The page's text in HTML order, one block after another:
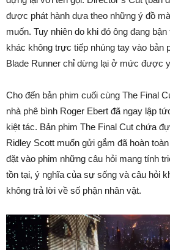
được phát hành dựa theo những ý đồ
muốn. Tuy nhiên do khi đó ông đang
khác không trực tiếp nhúng tay vào bản
Blade Runner chỉ dừng lại ở mức được
Cho đến bản phim cuối cùng The Final
nhà phê bình Roger Ebert đã ngay lập
kiệt tác. Bản phim The Final Cut chứa
Ridley Scott muốn gửi gắm đã hoàn
đặt vào phim những câu hỏi mang tính
tồn tại, ý nghĩa của sự sống và câu hỏi
không trả lời về số phận nhân vật.